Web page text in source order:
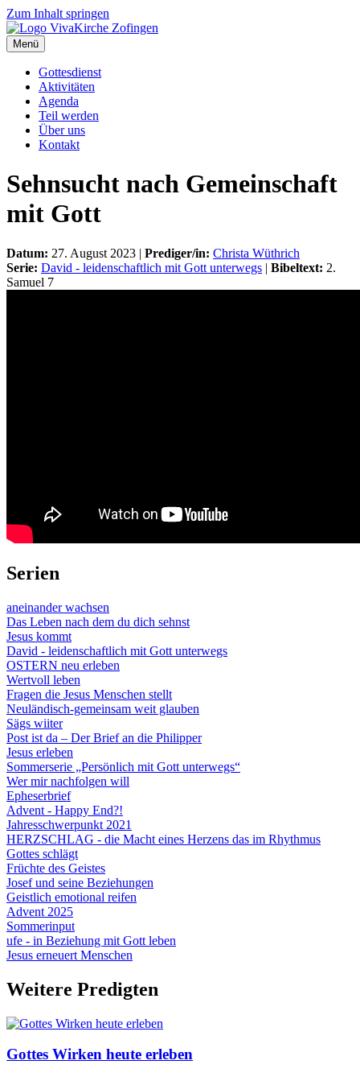
Zum Inhalt springen
Menü
Gottesdienst
Aktivitäten
Agenda
Teil werden
Über uns
Kontakt
Sehnsucht nach Gemeinschaft
mit Gott
Datum: 27. August 2023 | Prediger/in: Christa Wüthrich
Serie: David - leidenschaftlich mit Gott unterwegs | Bibeltext: 2.
Samuel 7
Serien
aneinander wachsen
Das Leben nach dem du dich sehnst
Jesus kommt
David - leidenschaftlich mit Gott unterwegs
OSTERN neu erleben
Wertvoll leben
Fragen die Jesus Menschen stellt
Neuländisch-gemeinsam weit glauben
Sägs wiiter
Post ist da – Der Brief an die Philipper
Jesus erleben
Sommerserie „Persönlich mit Gott unterwegs“
Wer mir nachfolgen will
Epheserbrief
Advent - Happy End?!
Jahresschwerpunkt 2021
HERZSCHLAG - die Macht eines Herzens das im Rhythmus
Gottes schlägt
Früchte des Geistes
Josef und seine Beziehungen
Geistlich emotional reifen
Advent 2025
Sommerinput
ufe - in Beziehung mit Gott leben
Jesus erneuert Menschen
Weitere Predigten
Gottes Wirken heute erleben